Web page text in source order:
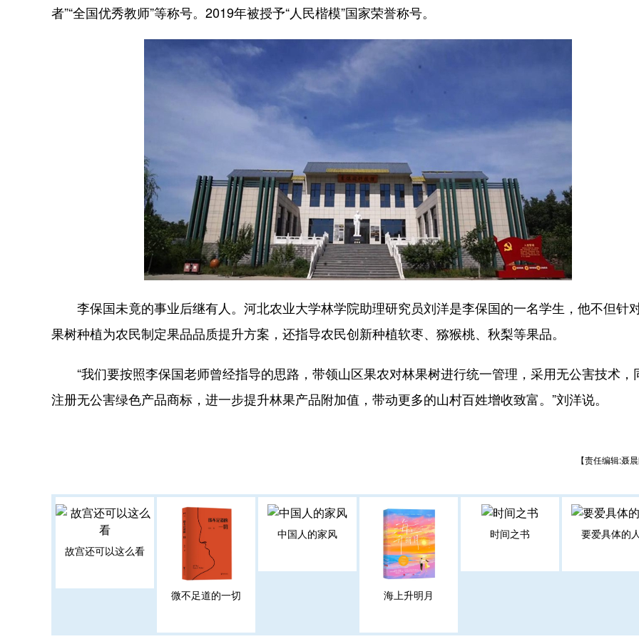
者”“全国优秀教师”等称号。2019年被授予“人民楷模”国家荣誉称号。
李保国未竟的事业后继有人。河北农业大学林学院助理研究员刘洋是李保国的一名学生，他不但针
果树种植为农民制定果品品质提升方案，还指导农民创新种植软枣、猕猴桃、秋梨等果品。
“我们要按照李保国老师曾经指导的思路，带领山区果农对林果树进行统一管理，采用无公害技术，
注册无公害绿色产品商标，进一步提升林果产品附加值，带动更多的山村百姓增收致富。”刘洋说。
【责任编辑:聂
故宫还可以这么看
微不足道的一切
中国人的家风
海上升明月
时间之书 要爱具体的